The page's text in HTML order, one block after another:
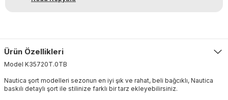
Ürün Özellikleri
Model K35720T.0TB
Nautica şort modelleri sezonun en iyi şık ve rahat, beli bağcıklı, Nautica
baskılı detaylı şort ile stilinize farklı bir tarz ekleyebilirsiniz.